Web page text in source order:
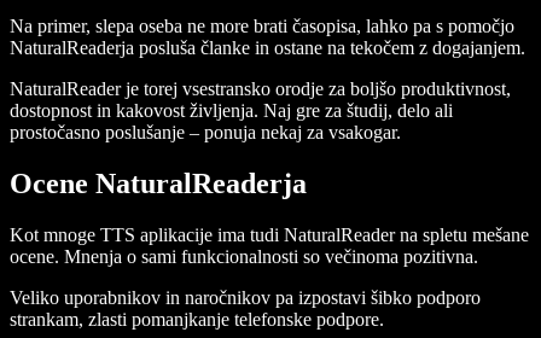
Na primer, slepa oseba ne more brati časopisa, lahko pa s pomočjo
NaturalReaderja posluša članke in ostane na tekočem z dogajanjem.
NaturalReader je torej vsestransko orodje za boljšo produktivnost,
dostopnost in kakovost življenja. Naj gre za študij, delo ali
prostočasno poslušanje – ponuja nekaj za vsakogar.
Ocene NaturalReaderja
Kot mnoge TTS aplikacije ima tudi NaturalReader na spletu mešane
ocene. Mnenja o sami funkcionalnosti so večinoma pozitivna.
Veliko uporabnikov in naročnikov pa izpostavi šibko podporo
strankam, zlasti pomanjkanje telefonske podpore.